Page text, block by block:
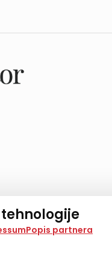
kolačiće i slične
te prikazujemo
prihvaćate samo
Popis partnera